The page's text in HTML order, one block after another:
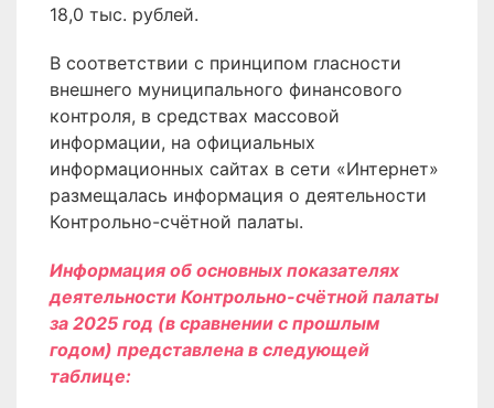
18,0 тыс. рублей.
В соответствии с принципом гласности
внешнего муниципального финансового
контроля, в средствах массовой
информации, на официальных
информационных сайтах в сети «Интернет»
размещалась информация о деятельности
Контрольно-счётной палаты.
Информация об основных показателях
деятельности Контрольно-счётной палаты
за 2025 год (в сравнении с прошлым
годом) представлена в следующей
таблице: